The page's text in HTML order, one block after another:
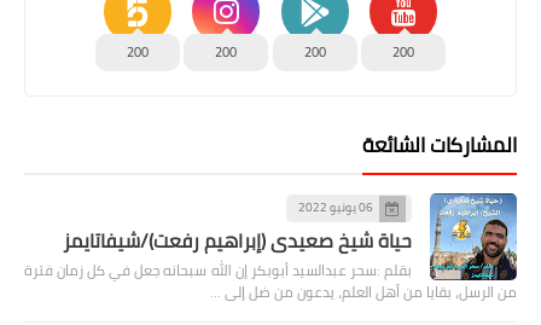
200
200
200
200
المشاركات الشائعة
06 يونيو 2022
حياة شيخ صعيدى (إبراهيم رفعت)/شيفاتايمز
بقلم :سحر عبدالسيد أبوبكر إن الله سبحانه جعل في كل زمان فترة
من الرسل، بقايا من أهل العلم، يدعون من ضل إلى …